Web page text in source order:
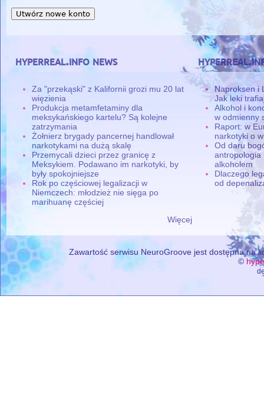
hyperreal.info news
Za "przekąski" z Kalifornii grozi mu 20 lat
więzienia
Produkcja metamfetaminy dla
meksykańskiego kartelu? Są kolejne
zatrzymania
Żołnierz brygady pancernej handlował
narkotykami na dużą skalę
Przemycali dzieci przez granicę z
Meksykiem. Podawano im narkotyki, by
były spokojniejsze
Rok po częściowej legalizacji w
Niemczech: młodzież nie sięga po
marihuanę częściej
Więcej
Naproksen i
Jak leki
Alkohol i
w odmienny
Raport: w
narkotyki o
Od daru
antropologia
alkoholem
Dlaczego
od
Zawartość serwisu NeuroGroove jest dostępna na
©